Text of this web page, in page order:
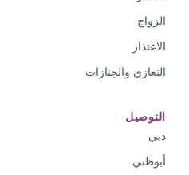
الزواج
الاعتذار
التعازي والجنازات
التوصيل
دبي
أبوظبي